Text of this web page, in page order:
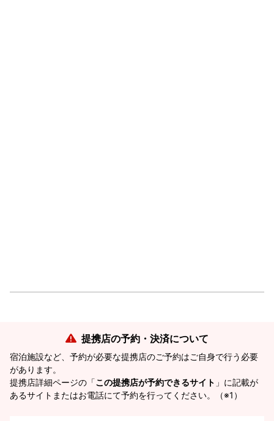
提携店の予約・決済について
宿泊施設など、予約が必要な提携店のご予約はご自身で行う必要
があります。
提携店詳細ページの「この提携店が予約できるサイト 」に記載が
あるサイトまたはお電話にて予約を行ってください。（※1）